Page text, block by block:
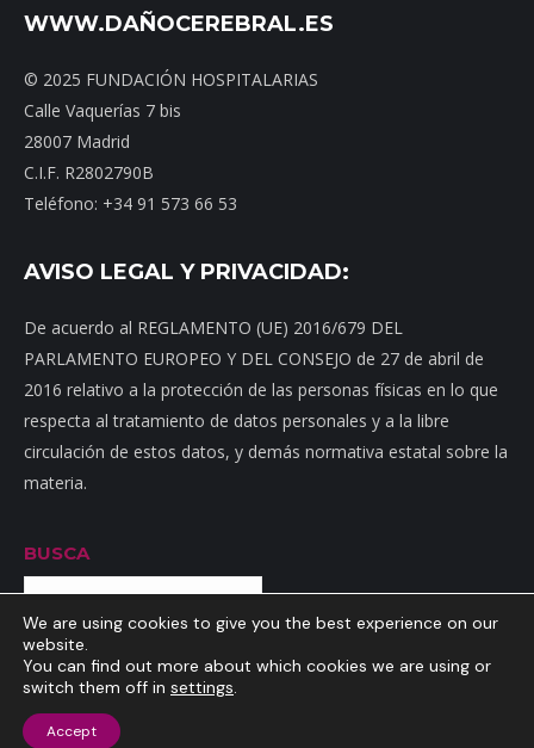
WWW.DAÑOCEREBRAL.ES
© 2025 FUNDACIÓN HOSPITALARIAS
Calle Vaquerías 7 bis
28007 Madrid
C.I.F. R2802790B
Teléfono: +34 91 573 66 53
AVISO LEGAL Y PRIVACIDAD:
De acuerdo al REGLAMENTO (UE) 2016/679 DEL
PARLAMENTO EUROPEO Y DEL CONSEJO de 27 de abril de
2016 relativo a la protección de las personas físicas en lo que
respecta al tratamiento de datos personales y a la libre
circulación de estos datos, y demás normativa estatal sobre la
materia.
BUSCA
Buscar
Inicio Mapa web
de privacidad
We are using cookies to give you the best experience on our
website.
You can find out more about which cookies we are using or
switch them off in settings.
Accept